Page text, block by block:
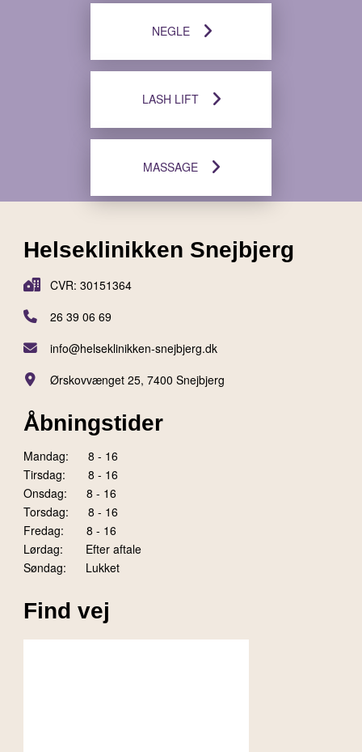
NEGLE
LASH LIFT
MASSAGE
Helseklinikken Snejbjerg
CVR: 30151364
26 39 06 69
info@helseklinikken-snejbjerg.dk
Ørskovvænget 25, 7400 Snejbjerg
Åbningstider
Mandag: 8 - 16
Tirsdag: 8 - 16
Onsdag: 8 - 16
Torsdag: 8 - 16
Fredag: 8 - 16
Lørdag: Efter aftale
Søndag: Lukket
Find vej